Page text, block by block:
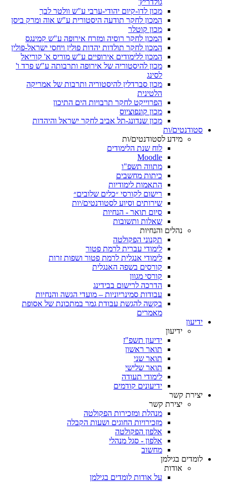
גולדריץ'
מכון לדו-קיום יהודי-ערבי ע"ש וולטר לבך
המכון לחקר תודעה היסטורית ע"ש אוה ומרק ביסן
מכון קוטלר
המכון לחקר רוסיה ומזרח אירופה ע"ש קמינגס
המכון לחקר תולדות יהדות פולין ויחסי ישראל-פולין
המכון ללימודים אירופיים ע"ש מוריס א' קוריאל
מכון להיסטוריה של אירופה ותרבותה ע"ש פרד ו'
לסינג
מכון סברדלין להיסטוריה ותרבות של אמריקה
הלטינית
הפרוייקט לחקר תרבויות הים התיכון
מכון קונפוציוס
מכון שנדונג-תל אביב לחקר ישראל והיהדות
סטודנטים/ות
מידע לסטודנטים/ות
לוח שנת הלימודים
Moodle
מתווה תשפ"ו
כיתות מחשבים
התאמות לימודיות
רישום לקורסי ״כלים שלובים״
שירותים וסיוע לסטודנטים/יות
סיום תואר - הנחיות
שאלות ותשובות
נהלים והנחיות
תקנוני הפקולטה
לימודי עברית לרמת פטור
לימודי אנגלית לרמת פטור ושפות זרות
קורסים בשפה האנגלית
קורסי מגוון
הדרכה לרישום בבידינג
עבודות סמינריוניות – מועדי הגשה והנחיות
בקשה להגשת עבודת גמר במתכונת של אסופת
מאמרים
ידיעון
ידיעון
ידיעון תשפ"ז
תואר ראשון
תואר שני
תואר שלישי
לימודי תעודה
ידיעונים קודמים
יצירת קשר
יצירת קשר
מנהלת ומזכירות הפקולטה
מזכירויות החוגים ושעות הקבלה
אלפון הפקולטה
אלפון - סגל מנהלי
מחשוב
לומדים בגילמן
אודות
על אודות לומדים בגילמן